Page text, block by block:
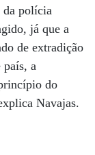
da polícia
já que a
de extradição
país, a
do
Navajas.